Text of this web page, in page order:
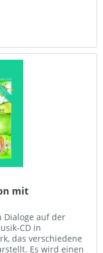
mit
Dialoge auf der
CD in
das verschiedene
Es wird einen